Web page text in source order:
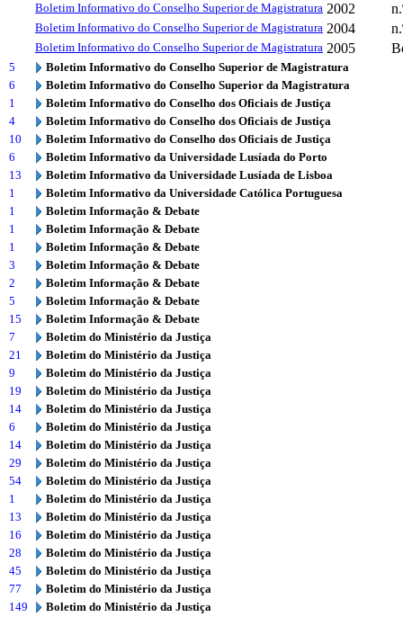
Boletim Informativo do Conselho Superior de Magistratura 2002
Boletim Informativo do Conselho Superior de Magistratura 2004
Boletim Informativo do Conselho Superior de Magistratura 2005
5
Boletim Informativo do Conselho Superior de Magistratura
6
Boletim Informativo do Conselho Superior da Magistratura
1
Boletim Informativo do Conselho dos Oficiais de Justiça
4
Boletim Informativo do Conselho dos Oficiais de Justiça
10
Boletim Informativo do Conselho dos Oficiais de Justiça
6
Boletim Informativo da Universidade Lusíada do Porto
13
Boletim Informativo da Universidade Lusíada de Lisboa
1
Boletim Informativo da Universidade Católica Portuguesa
1
Boletim Informação & Debate
1
Boletim Informação & Debate
1
Boletim Informação & Debate
3
Boletim Informação & Debate
2
Boletim Informação & Debate
5
Boletim Informação & Debate
15
Boletim Informação & Debate
7
Boletim do Ministério da Justiça
21
Boletim do Ministério da Justiça
9
Boletim do Ministério da Justiça
19
Boletim do Ministério da Justiça
14
Boletim do Ministério da Justiça
6
Boletim do Ministério da Justiça
14
Boletim do Ministério da Justiça
29
Boletim do Ministério da Justiça
54
Boletim do Ministério da Justiça
1
Boletim do Ministério da Justiça
13
Boletim do Ministério da Justiça
16
Boletim do Ministério da Justiça
28
Boletim do Ministério da Justiça
45
Boletim do Ministério da Justiça
77
Boletim do Ministério da Justiça
149
Boletim do Ministério da Justiça